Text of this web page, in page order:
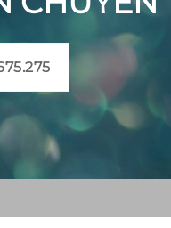
TIN SẢN PHẨM
tả sản phẩm gạch